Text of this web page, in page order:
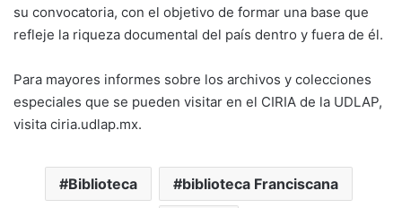
su convocatoria, con el objetivo de formar una base que
refleje la riqueza documental del país dentro y fuera de él.
Para mayores informes sobre los archivos y colecciones
especiales que se pueden visitar en el CIRIA de la UDLAP,
visita ciria.udlap.mx.
Biblioteca biblioteca Franciscana